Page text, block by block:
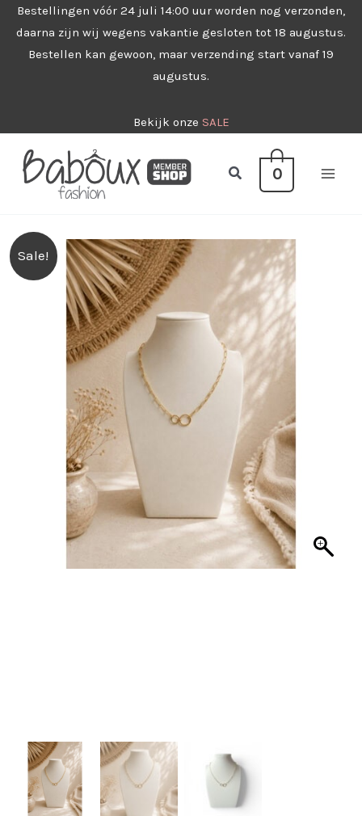
naar
Bestellingen vóór 24 juli 14:00 uur worden nog verzonden,
daarna zijn wij wegens vakantie gesloten tot 18 augustus.
Bestellen kan gewoon, maar verzending start vanaf 19
augustus.
Bekijk onze SALE
Zoeken0
Sale!